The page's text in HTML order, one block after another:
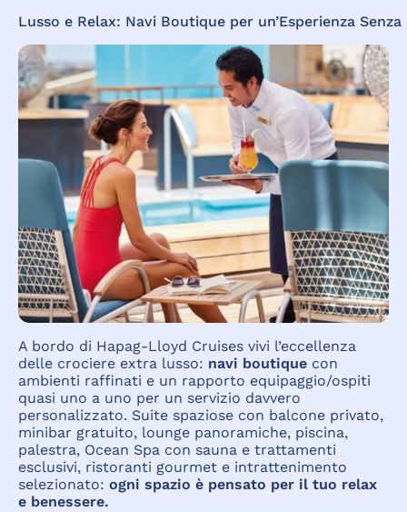
Lusso e Relax: Navi Boutique per un’Esperienza Senza
A bordo di Hapag-Lloyd Cruises vivi l’eccellenza
delle crociere extra lusso: navi boutique con
ambienti raffinati e un rapporto equipaggio/ospiti
quasi uno a uno per un servizio davvero
personalizzato. Suite spaziose con balcone privato,
minibar gratuito, lounge panoramiche, piscina,
palestra, Ocean Spa con sauna e trattamenti
esclusivi, ristoranti gourmet e intrattenimento
selezionato: ogni spazio è pensato per il tuo relax
e benessere.